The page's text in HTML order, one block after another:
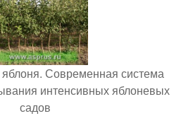
Современная система
интенсивных яблоневых
садов